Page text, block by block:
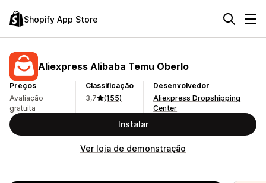
Shopify App Store
Aliexpress Alibaba Temu Oberlo
Preços
Avaliação
gratuita
Classificação
3,7
(155)
Desenvolvedor
Aliexpress Dropshipping
Center
Instalar
Ver loja de demonstração